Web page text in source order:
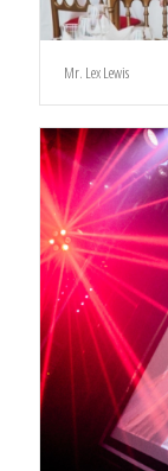
Mr. Lex Lewis